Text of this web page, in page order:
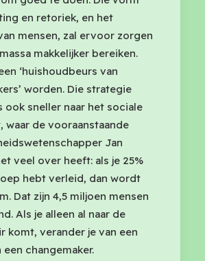
en retoriek, en het
mensen, zal ervoor zorgen
makkelijker bereiken.
‘huishoudbeurs van
worden. Die strategie
ook sneller naar het sociale
waar de vooraanstaande
Jan
veel over heeft: als je 25%
hebt verleid, dan wordt
Dat zijn 4,5 miljoen mensen
Als je alleen al naar de
komt, verander je van een
changemaker.